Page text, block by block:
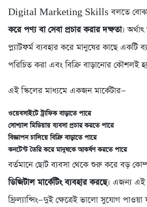
Digital Marketing Skills বলতে
করে পণ্য বা সেবা প্রচার করার দক্ষতা।
প্ল্যাটফর্ম ব্যবহার করে মানুষের কাছে একটি
পরিচিত করা এবং বিক্রি বাড়ানোর কৌশলই
এই স্কিলের মাধ্যমে একজন মার্কেটার—
ওয়েবসাইটে ট্রাফিক বাড়াতে পারে
সোশ্যাল মিডিয়ায় ব্যবসা প্রচার করতে পারে
বিজ্ঞাপন চালিয়ে বিক্রি বাড়াতে পারে
কনটেন্ট তৈরি করে মানুষকে আকর্ষণ করতে পারে
বর্তমানে ছোট ব্যবসা থেকে শুরু করে বড়
ডিজিটাল মার্কেটিং ব্যবহার করছে। এজন্য এই
ফ্রিল্যান্সিং—দুই ক্ষেত্রেই ভালো সুযোগ পাওয়া